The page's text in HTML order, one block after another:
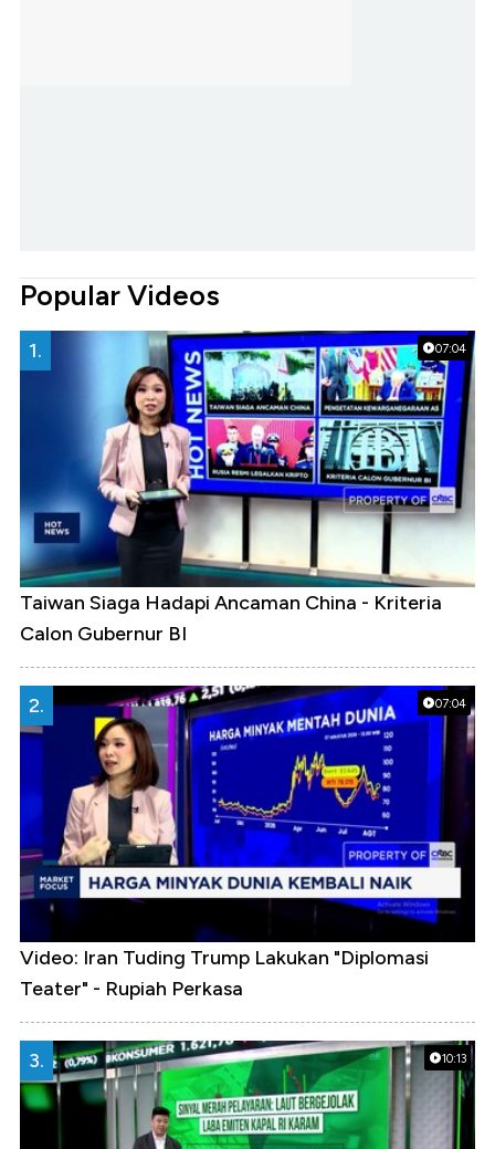
Popular Videos
07:04
1.
Taiwan Siaga Hadapi Ancaman China - Kriteria
Calon Gubernur BI
07:04
2.
Video: Iran Tuding Trump Lakukan "Diplomasi
Teater" - Rupiah Perkasa
10:13
3.